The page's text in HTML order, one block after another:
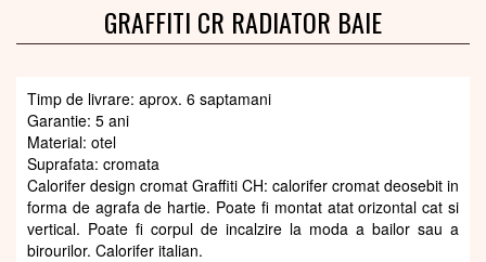
GRAFFITI CR RADIATOR BAIE
Timp de livrare: aprox. 6 saptamani
Garantie: 5 ani
Material: otel
Suprafata: cromata
Calorifer design cromat Graffiti CH: calorifer cromat deosebit in
forma de agrafa de hartie. Poate fi montat atat orizontal cat si
vertical. Poate fi corpul de incalzire la moda a bailor sau a
birourilor. Calorifer italian.